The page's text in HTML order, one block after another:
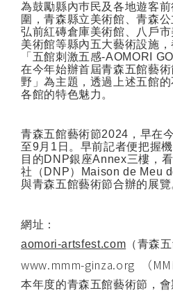
為鼓勵縣內巿民及各地遊客
圍，青森縣立美術館、青森公
弘前紅磚倉庫美術館、八戶
美術館等縣內五大藝術設施，
「五館刺激五感-AOMORI
在今年始辦首屆青森五館藝
野」為主題，透過上述五館
各館的特色魅力。
青森五館藝術節2024 ，早在
至9月 1 日。早前記者便把握
目的DNP銀座Annex三樓，
社（ DNP） Maison de Meu
與青森五館藝術節合辦的展覽
網址：
aomori-artsfest.com （青森
www.mmm-ginza.org （
本年度的青森五館藝術節，